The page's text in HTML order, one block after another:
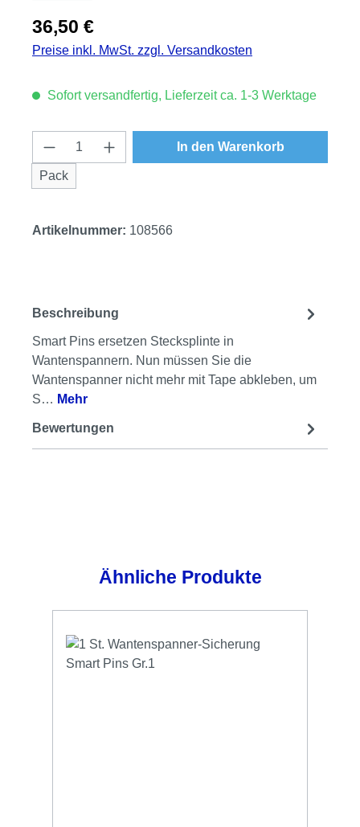
Regulärer Preis:
36,50 €
Preise inkl. MwSt. zzgl. Versandkosten
Sofort versandfertig, Lieferzeit ca. 1-3 Werktage
Produkt Anzahl: Gib den gewünschten
Pack
In den Warenkorb
Artikelnummer: 108566
Beschreibung
Smart Pins ersetzen Stecksplinte in
Wantenspannern. Nun müssen Sie die
Wantenspanner nicht mehr mit Tape abkleben, um
S… Mehr
Bewertungen
Produktgalerie überspringen
Ähnliche Produkte